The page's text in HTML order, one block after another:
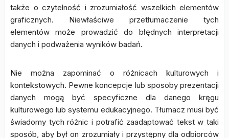
także o czytelność i zrozumiałość wszelkich elementów
graficznych. Niewłaściwe przetłumaczenie tych
elementów może prowadzić do błędnych interpretacji
danych i podważenia wyników badań.
Nie można zapominać o różnicach kulturowych i
kontekstowych. Pewne koncepcje lub sposoby prezentacji
danych mogą być specyficzne dla danego kręgu
kulturowego lub systemu edukacyjnego. Tłumacz musi być
świadomy tych różnic i potrafić zaadaptować tekst w taki
sposób, aby był on zrozumiały i przystępny dla odbiorców